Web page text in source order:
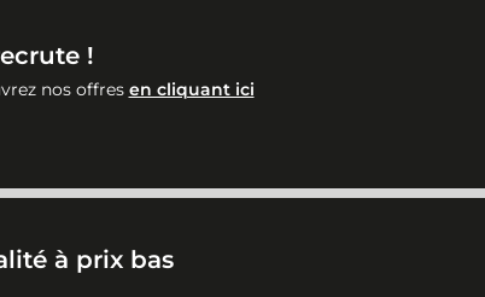
!
nos offres en cliquant ici
à prix bas